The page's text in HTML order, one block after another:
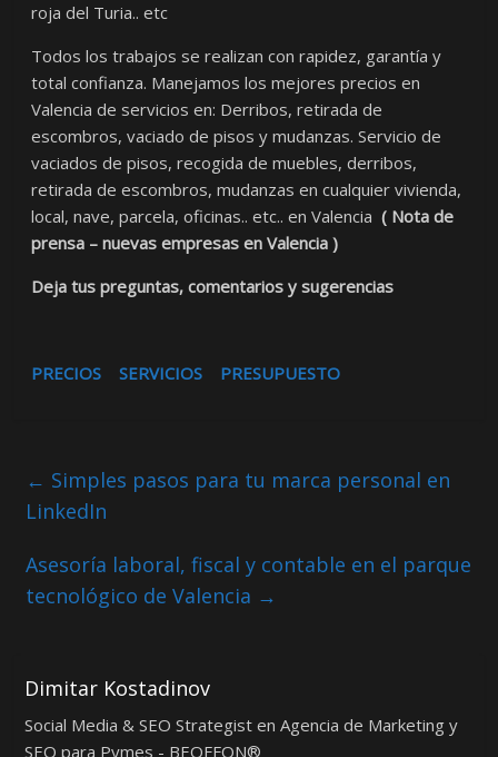
roja del Turia.. etc
Todos los trabajos se realizan con rapidez, garantía y
total confianza. Manejamos los mejores precios en
Valencia de servicios en: Derribos, retirada de
escombros, vaciado de pisos y mudanzas. Servicio de
vaciados de pisos, recogida de muebles, derribos,
retirada de escombros, mudanzas en cualquier vivienda,
local, nave, parcela, oficinas.. etc.. en Valencia( Nota de
prensa – nuevas empresas en Valencia )
Deja tus preguntas, comentarios y sugerencias
PRECIOS SERVICIOS PRESUPUESTO
← Simples pasos para tu marca personal en
LinkedIn
Asesoría laboral, fiscal y contable en el parque
tecnológico de Valencia →
Dimitar Kostadinov
Social Media & SEO Strategist en Agencia de Marketing y
SEO para Pymes - BEOFFON®